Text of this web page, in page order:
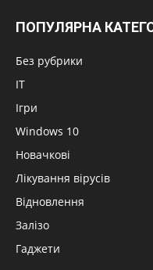
ПОПУЛЯРНА
Без рубрики
IT
Ігри
Windows 10
Новачкові
Лікування вірусів
Відновлення
Залізо
Гаджети